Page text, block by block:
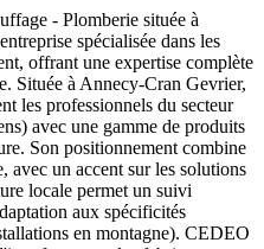
- Plomberie située à
spécialisée dans les
offrant une expertise complète
Située à Annecy-Cran Gevrier,
les professionnels du secteur
avec une gamme de produits
Son positionnement combine
avec un accent sur les solutions
locale permet un suivi
aux spécificités
en montagne). CEDEO